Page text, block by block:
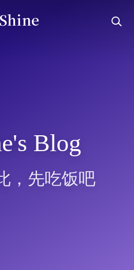
Shine
Blog
，先吃饭吧